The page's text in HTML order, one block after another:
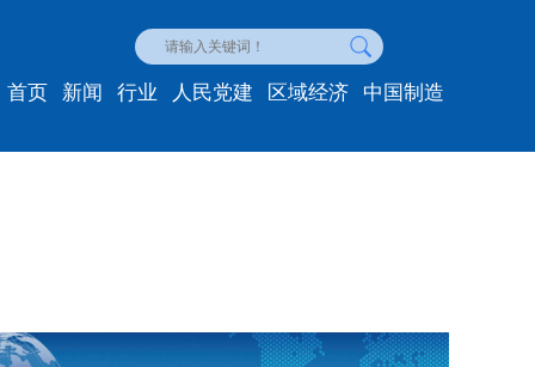
首页 新闻 行业 人民党建 区域经济 中国制造